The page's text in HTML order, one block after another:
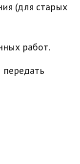
(для старых
работ.